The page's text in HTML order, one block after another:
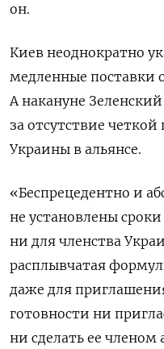
он.
Киев неоднократно
медленные поставки
А накануне
за отсутствие
Украины в альянсе.
«Беспрецедентно и
не установлены
ни для членства
расплывчатая
даже для
готовности ни
ни сделать ее членом